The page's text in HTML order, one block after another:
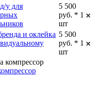
у для
5 500
руб. * 1
шт
и оклейка 5 500
руб. * 1
шт